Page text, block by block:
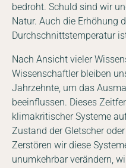
bedroht. Schuld sind wir
Natur. Auch die Erhöhung
Durchschnittstemperatur
Nach Ansicht vieler
Wissenschaftler bleiben
Jahrzehnte, um das
beeinflussen. Dieses
klimakritischer Systeme
Zustand der Gletscher
Zerstören wir diese
unumkehrbar verändern,